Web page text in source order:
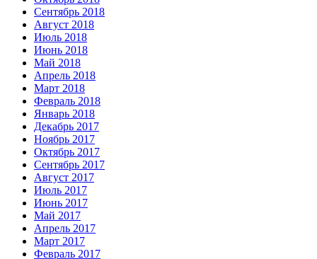
Сентябрь 2018
Август 2018
Июль 2018
Июнь 2018
Май 2018
Апрель 2018
Март 2018
Февраль 2018
Январь 2018
Декабрь 2017
Ноябрь 2017
Октябрь 2017
Сентябрь 2017
Август 2017
Июль 2017
Июнь 2017
Май 2017
Апрель 2017
Март 2017
Февраль 2017